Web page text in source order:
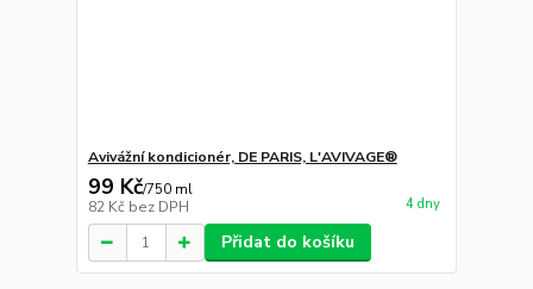
Avivážní kondicionér, DE PARIS, L'AVIVAGE®
99 Kč/750 ml
82 Kč bez DPH 4 dny
Přidat do košíku